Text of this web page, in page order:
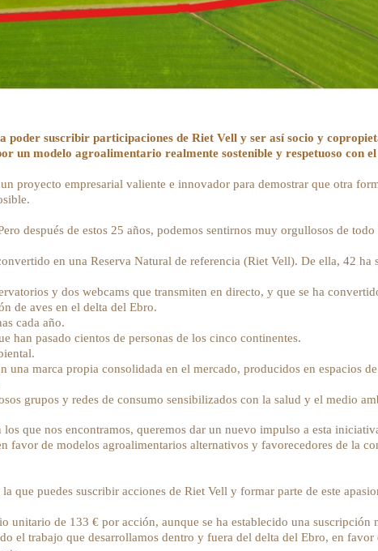
poder suscribir participaciones de Riet Vell y ser así socio y
un modelo agroalimentario realmente sostenible y respetuoso con
proyecto empresarial valiente e innovador para demostrar que otra
después de estos 25 años, podemos sentirnos muy orgullosos de
en una Reserva Natural de referencia (Riet Vell). De ella, 42 ha
y dos webcams que transmiten en directo, y que se ha
de aves en el delta del Ebro.
cada año.
han pasado cientos de personas de los cinco continentes.
una marca propia consolidada en el mercado, producidos en espacios
grupos y redes de consumo sensibilizados con la salud y el medio
que nos encontramos, queremos dar un nuevo impulso a esta
favor de modelos agroalimentarios alternativos y favorecedores de la
que puedes suscribir acciones de Riet Vell y formar parte de este
unitario de 133 € por acción, aunque se ha establecido una suscripción
el trabajo que desarrollamos dentro y fuera del delta del Ebro, en favor